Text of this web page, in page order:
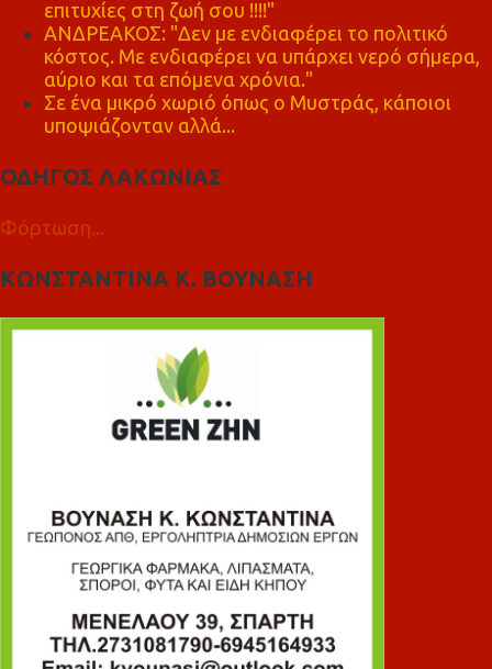
επιτυχίες στη ζωή σου !!!!"
ΑΝΔΡΕΑΚΟΣ: "Δεν με ενδιαφέρει το πολιτικό
κόστος. Με ενδιαφέρει να υπάρχει νερό σήμερα,
αύριο και τα επόμενα χρόνια."
Σε ένα μικρό χωριό όπως ο Μυστράς, κάποιοι
υποψιάζονταν αλλά...
ΟΔΗΓΟΣ ΛΑΚΩΝΙΑΣ
Φόρτωση...
ΚΩΝΣΤΑΝΤΙΝΑ Κ. ΒΟΥΝΑΣΗ